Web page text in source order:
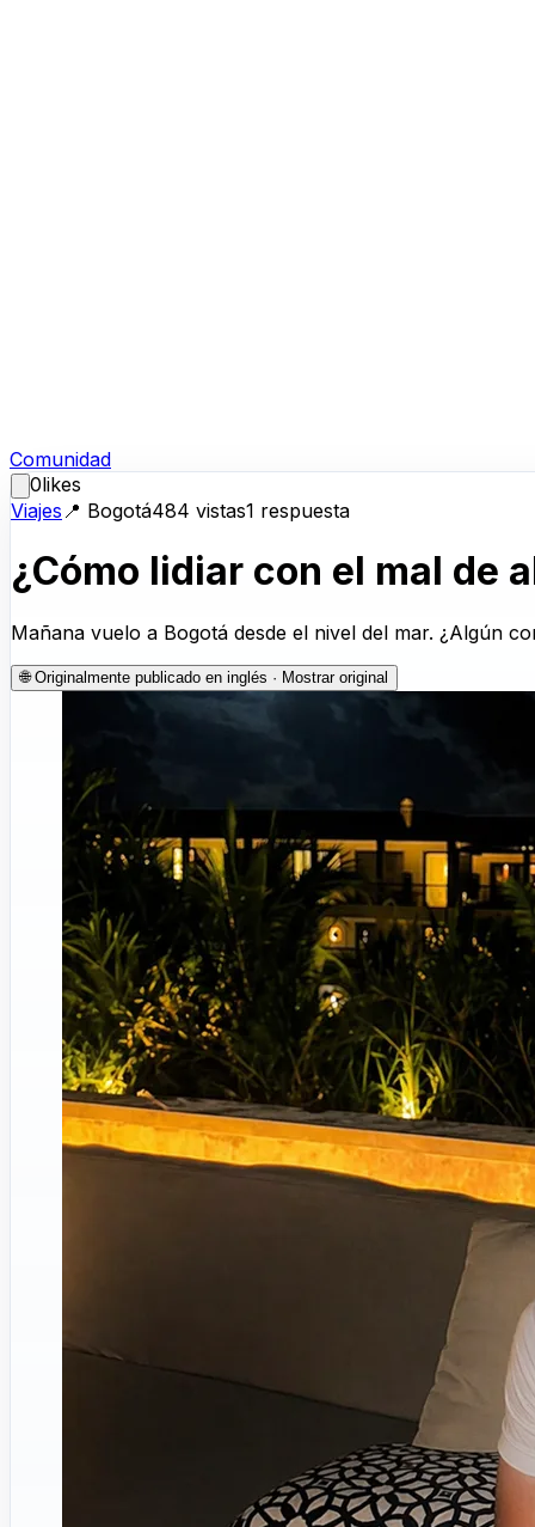
Comunidad
0likes
Viajes 📍 Bogotá484 vistas1 respuesta
¿Cómo lidiar con el mal de
Mañana vuelo a Bogotá desde el nivel del mar. ¿Algún
🌐Originalmente publicado en inglés · Mostrar original